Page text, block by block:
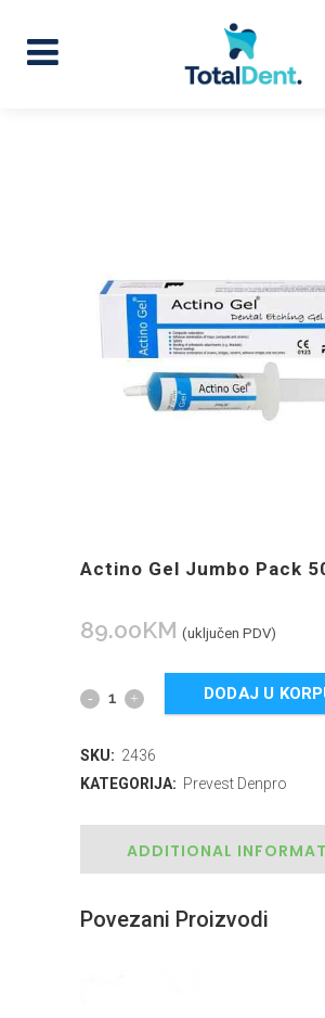
Actino Gel Jumbo Pack
89.00KM (uključen PDV)
DODAJ U
SKU: 2436
KATEGORIJA: Prevest Denpro
ADDITIONAL
Povezani Proizvodi